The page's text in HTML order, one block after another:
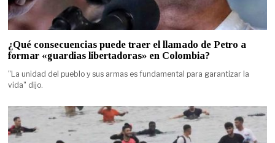
¿Qué consecuencias puede traer el llamado de Petro a
formar «guardias libertadoras» en Colombia?
"La unidad del pueblo y sus armas es fundamental para garantizar la
vida" dijo.